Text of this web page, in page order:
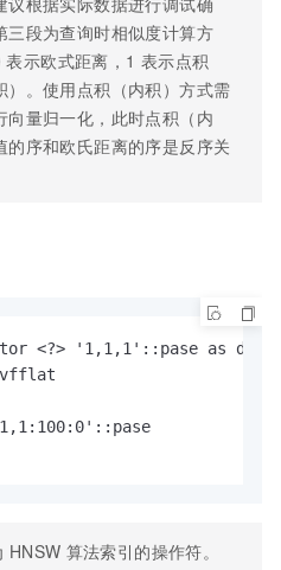
三段为查询时相似度计算方
表示欧式距离，1 表示点积
）。使用点积（内积）方式需
向量归一化，此时点积（内
的序和欧氏距离的序是反序关
<?> '1,1,1'::pase as
HNSW 算法索引的操作符。